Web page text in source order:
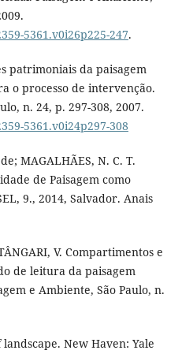
5361.v0i26p225-247.
patrimoniais da paisagem
o processo de intervenção.
n. 24, p. 297-308, 2007.
5361.v0i24p297-308
MAGALHÃES, N. C. T.
de Paisagem como
9., 2014, Salvador. Anais
V. Compartimentos e
de leitura da paisagem
e Ambiente, São Paulo, n.
New Haven: Yale